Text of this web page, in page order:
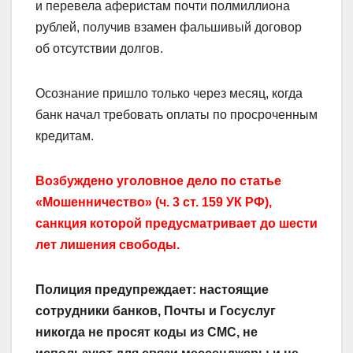
и перевела аферистам почти полмиллиона
рублей, получив взамен фальшивый договор
об отсутствии долгов.
Осознание пришло только через месяц, когда
банк начал требовать оплаты по просроченным
кредитам.
Возбуждено уголовное дело по статье
«Мошенничество» (ч. 3 ст. 159 УК РФ),
санкция которой предусматривает до шести
лет лишения свободы.
Полиция предупреждает: настоящие
сотрудники банков, Почты и Госуслуг
никогда не просят коды из СМС, не